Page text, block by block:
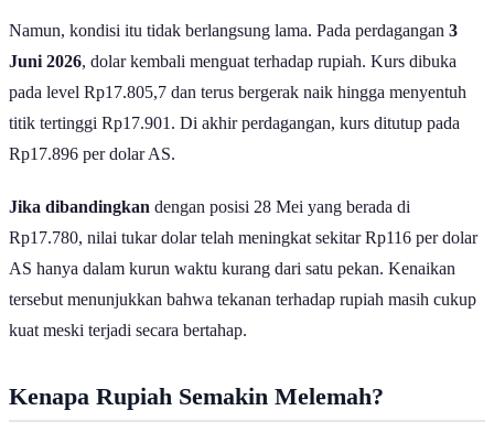
Namun, kondisi itu tidak berlangsung lama. Pada perdagangan 3
Juni 2026, dolar kembali menguat terhadap rupiah. Kurs dibuka
pada level Rp17.805,7 dan terus bergerak naik hingga menyentuh
titik tertinggi Rp17.901. Di akhir perdagangan, kurs ditutup pada
Rp17.896 per dolar AS.
Jika dibandingkan dengan posisi 28 Mei yang berada di
Rp17.780, nilai tukar dolar telah meningkat sekitar Rp116 per dolar
AS hanya dalam kurun waktu kurang dari satu pekan. Kenaikan
tersebut menunjukkan bahwa tekanan terhadap rupiah masih cukup
kuat meski terjadi secara bertahap.
Kenapa Rupiah Semakin Melemah?